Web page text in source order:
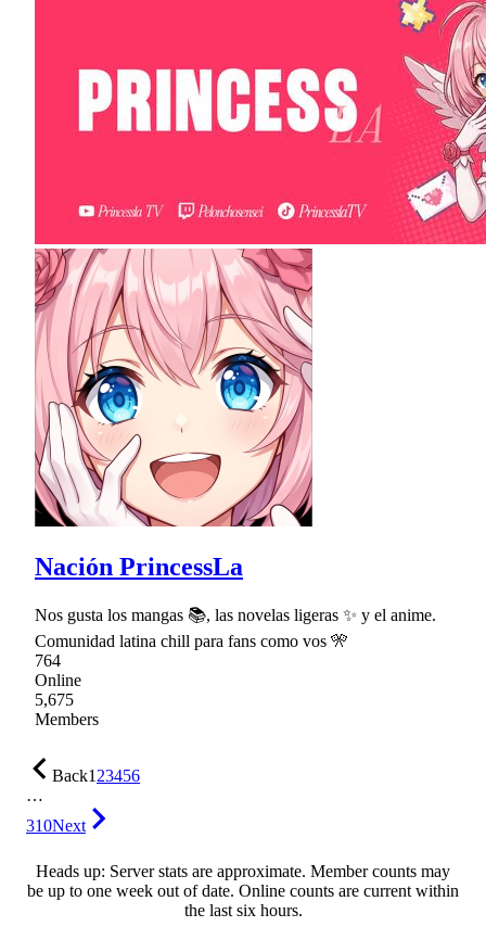
Nación PrincessLa
Nos gusta los mangas 📚, las novelas ligeras ✨ y el anime.
Comunidad latina chill para fans como vos 🎌
764
Online
5,675
Members
Back123456
…
310Next
Heads up: Server stats are approximate. Member counts may
be up to one week out of date. Online counts are current within
the last six hours.